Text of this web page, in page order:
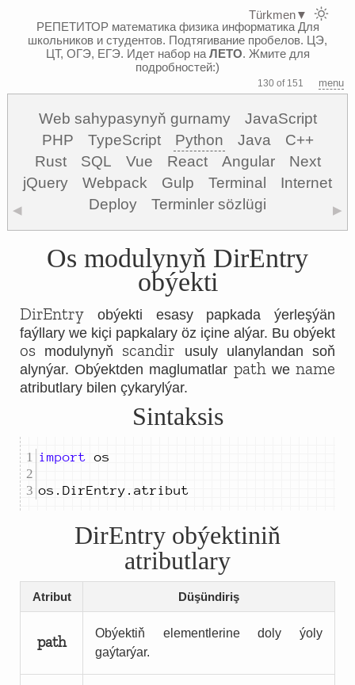
РЕПЕТИТОР математика физика информатикаДля
школьников и студентов. Подтягивание пробелов. ЦЭ,
ЦТ, ОГЭ, ЕГЭ. Идет набор на ЛЕТО. Жмите для
подробностей:)
130 of 151 menu
Web sahypasynyň gurnamy
JavaScript
PHP
TypeScript Python Java
C++
Rust
SQL Vue React Angular
Next
jQuery
Webpack Gulp Terminal
Internet
Deploy
Terminler sözlügi
◀ ▶
Os modulynyň DirEntry
obýekti
DirEntry obýekti esasy papkada ýerleşýän
faýllary we kiçi papkalary öz içine alýar. Bu obýekt
os modulynyň scandir usuly ulanylandan soň
alynýar. Obýektden maglumatlar pathwename
atributlary bilen çykarylýar.
Sintaksis
import
os . DirEntry . atribut
DirEntry obýektiniň
atributlary
Atribut Düşündiriş
path
Obýektiň elementlerine doly ýoly
gaýtarýar.
Türkmen▼